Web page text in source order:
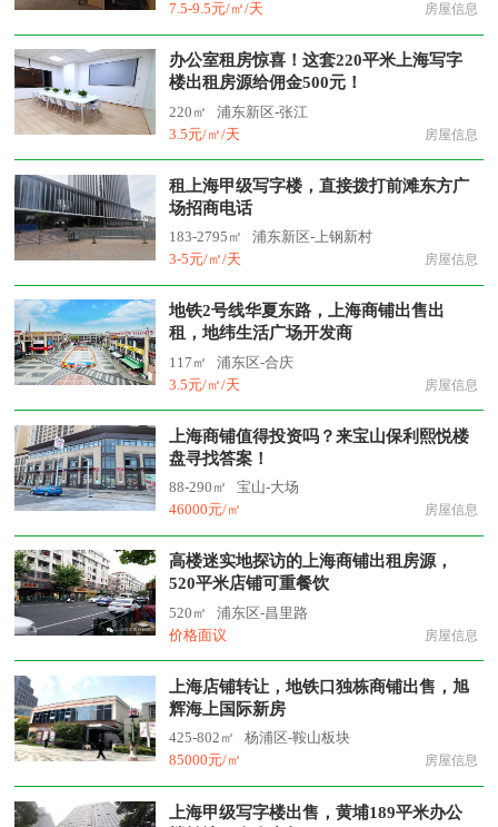
7.5-9.5元/㎡/天 房屋信息
办公室租房惊喜！这套220平米上海写字
楼出租房源给佣金500元！
220㎡
浦东新区-张江
3.5元/㎡/天
房屋信息
租上海甲级写字楼，直接拨打前滩东方广
场招商电话
183-2795㎡
浦东新区-上钢新村
3-5元/㎡/天
房屋信息
地铁2号线华夏东路，上海商铺出售出
租，地纬生活广场开发商
117㎡
浦东区-合庆
3.5元/㎡/天
房屋信息
上海商铺值得投资吗？来宝山保利熙悦楼
盘寻找答案！
88-290㎡
宝山-大场
46000元/㎡
房屋信息
高楼迷实地探访的上海商铺出租房源，
520平米店铺可重餐饮
520㎡
浦东区-昌里路
价格面议
房屋信息
上海店铺转让，地铁口独栋商铺出售，旭
辉海上国际新房
425-802㎡
杨浦区-鞍山板块
85000元/㎡
房屋信息
上海甲级写字楼出售，黄埔189平米办公